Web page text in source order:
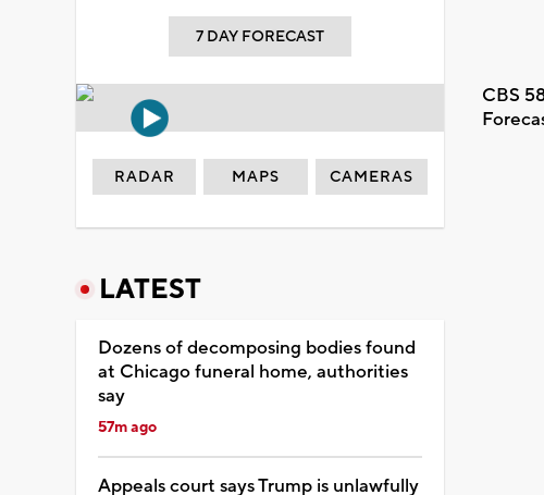
7 DAY FORECAST
CBS
RADAR MAPS CAMERAS
LATEST
Dozens of decomposing bodies found
at Chicago funeral home, authorities
say
57m ago
Appeals court says Trump is unlawfully